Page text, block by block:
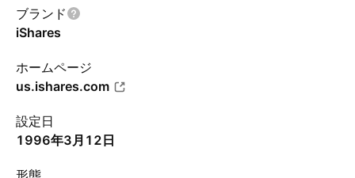
ブランド
iShares
ホームページ
us.ishares.com
設定日
1996年3月12日
形態